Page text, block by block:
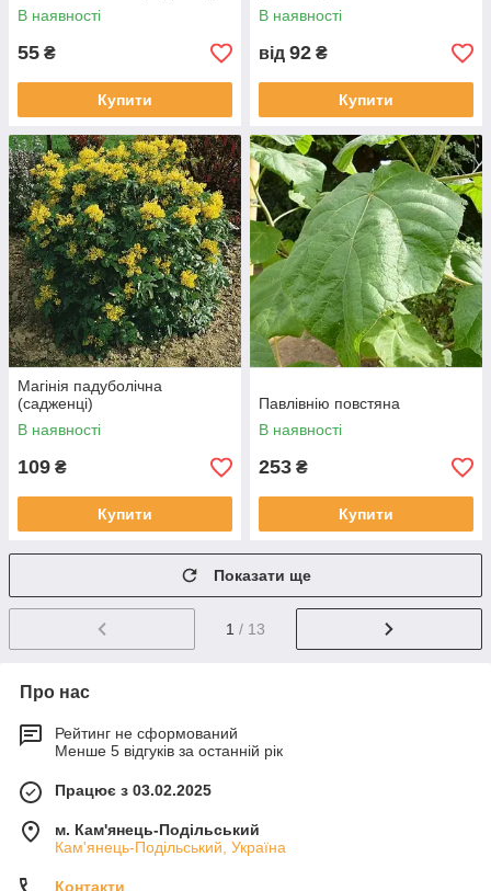
В наявності
55 ₴
Купити
В наявності
від 92 ₴
Купити
Магінія падуболічна
(садженці)
В наявності
109 ₴
Купити
Павлівнію повстяна
В наявності
253 ₴
Купити
Показати ще
1 / 13
Про нас
Рейтинг не сформований
Менше 5 відгуків за останній рік
Працює з 03.02.2025
м. Кам'янець-Подільський
Кам'янець-Подільський, Україна
Контакти